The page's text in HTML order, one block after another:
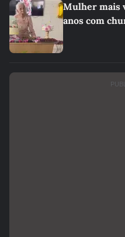
Mulher mais
anos com